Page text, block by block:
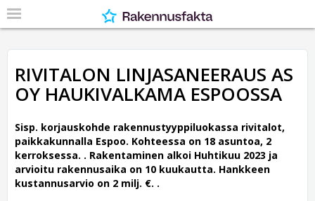
RIVITALON LINJASANEERAUS AS
OY HAUKIVALKAMA ESPOOSSA
Sisp. korjauskohde rakennustyyppiluokassa rivitalot,
paikkakunnalla Espoo. Kohteessa on 18 asuntoa, 2
kerroksessa. . Rakentaminen alkoi Huhtikuu 2023 ja
arvioitu rakennusaika on 10 kuukautta. Hankkeen
kustannusarvio on 2 milj. €. .